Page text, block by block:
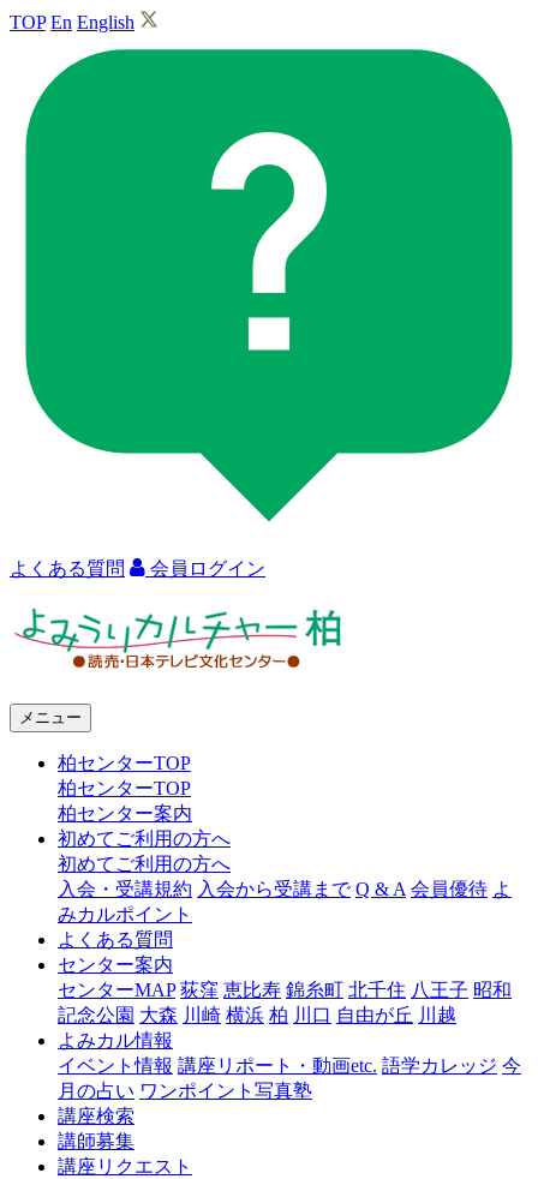
TOP En English
よくある質問 会員ログイン
ャ
メニュー
柏センターTOP
柏センターTOP
柏センター案内
初めてご利用の方へ
初めてご利用の方へ
入会・受講規約 入会から受講まで Q & A 会員優待 よ
みカルポイント
よくある質問
センター案内
センターMAP 荻窪 恵比寿 錦糸町 北千住 八王子 昭和
記念公園 大森 川崎 横浜 柏 川口 自由が丘 川越
よみカル情報
イベント情報 講座リポート・動画etc. 語学カレッジ 今
月の占い ワンポイント写真塾
講座検索
講師募集
講座リクエスト